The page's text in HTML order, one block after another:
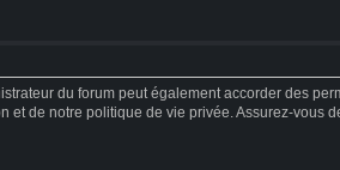
du forum peut également accorder des
et de notre politique de vie privée. Assurez-vous